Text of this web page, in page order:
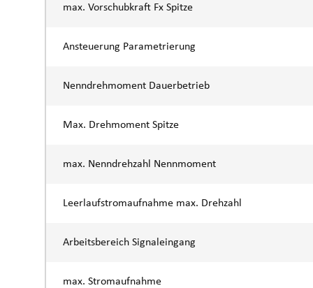
max. Vorschubkraft Fx Spitze
Ansteuerung Parametrierung
Nenndrehmoment Dauerbetrieb
Max. Drehmoment Spitze
max. Nenndrehzahl Nennmoment
Leerlaufstromaufnahme max. Drehzahl
Arbeitsbereich Signaleingang
max. Stromaufnahme